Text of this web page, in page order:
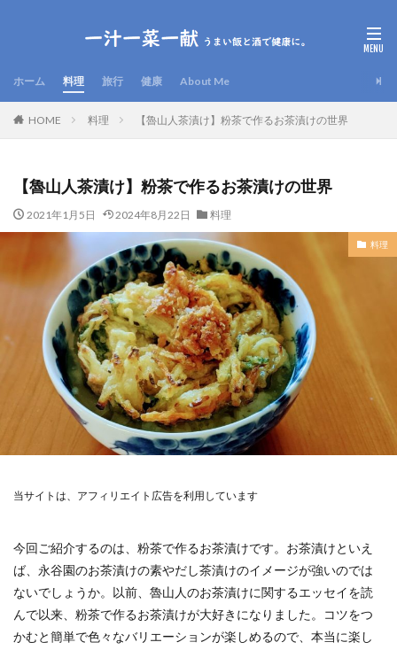
ホーム 料理 旅行 健康 About Me
HOME 料理 【魯山人茶漬け】粉茶で作るお茶漬けの世界
【魯山人茶漬け】粉茶で作るお茶漬けの世界
2021年1月5日 2024年8月22日 料理
料理
当サイトは、アフィリエイト広告を利用しています
今回ご紹介するのは、粉茶で作るお茶漬けです。お茶漬けといえ
ば、永谷園のお茶漬けの素やだし茶漬けのイメージが強いのでは
ないでしょうか。以前、魯山人のお茶漬けに関するエッセイを読
んで以来、粉茶で作るお茶漬けが大好きになりました。コツをつ
かむと簡単で色々なバリエーションが楽しめるので、本当に楽し